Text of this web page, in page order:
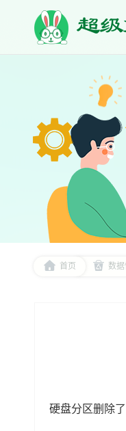
首页 数据
硬盘分区删除